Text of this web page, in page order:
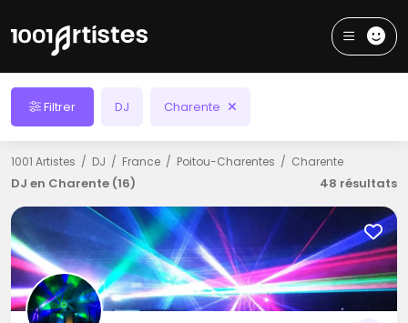
Filtrer DJ Charente
1001 Artistes DJ France Poitou-Charentes Charente
DJ en Charente (16) 48 résultats